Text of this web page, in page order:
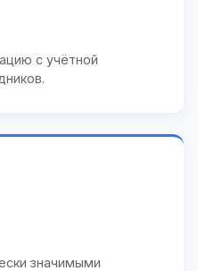
с учётной
значимыми